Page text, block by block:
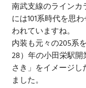
南武支線のライン
には101系時代を思
われていますね。
内装も元々の205系
28）年の小田栄駅
さき」をイメージ
ました。